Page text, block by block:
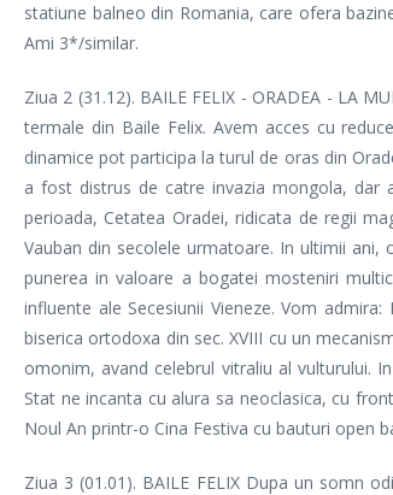
statiune balneo din Romania, care ofera
Ami 3*/similar.
Ziua 2 (31.12). BAILE FELIX - ORADEA - LA
termale din Baile Felix. Avem acces cu
dinamice pot participa la turul de oras din
a fost distrus de catre invazia mongola, dar
perioada, Cetatea Oradei, ridicata de regii
Vauban din secolele urmatoare. In ultimii
punerea in valoare a bogatei mosteniri
influente ale Secesiunii Vieneze. Vom
biserica ortodoxa din sec. XVIII cu un
omonim, avand celebrul vitraliu al vulturului.
Stat ne incanta cu alura sa neoclasica, cu
Noul An printr-o Cina Festiva cu bauturi open
Ziua 3 (01.01). BAILE FELIX Dupa un somn